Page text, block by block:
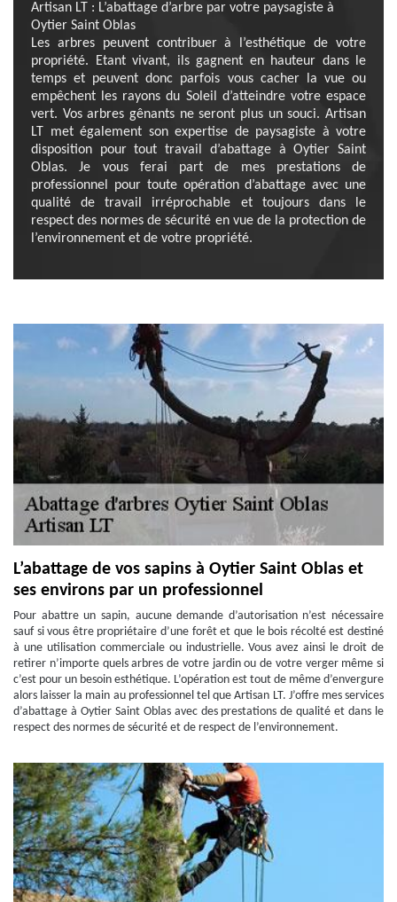
Artisan LT : L’abattage d’arbre par votre paysagiste à
Oytier Saint Oblas
Les arbres peuvent contribuer à l’esthétique de votre
propriété. Etant vivant, ils gagnent en hauteur dans le
temps et peuvent donc parfois vous cacher la vue ou
empêchent les rayons du Soleil d’atteindre votre espace
vert. Vos arbres gênants ne seront plus un souci. Artisan
LT met également son expertise de paysagiste à votre
disposition pour tout travail d’abattage à Oytier Saint
Oblas. Je vous ferai part de mes prestations de
professionnel pour toute opération d’abattage avec une
qualité de travail irréprochable et toujours dans le
respect des normes de sécurité en vue de la protection de
l’environnement et de votre propriété.
L’abattage de vos sapins à Oytier Saint Oblas et
ses environs par un professionnel
Pour abattre un sapin, aucune demande d’autorisation n’est nécessaire
sauf si vous être propriétaire d’une forêt et que le bois récolté est destiné
à une utilisation commerciale ou industrielle. Vous avez ainsi le droit de
retirer n’importe quels arbres de votre jardin ou de votre verger même si
c’est pour un besoin esthétique. L’opération est tout de même d’envergure
alors laisser la main au professionnel tel que Artisan LT. J’offre mes services
d’abattage à Oytier Saint Oblas avec des prestations de qualité et dans le
respect des normes de sécurité et de respect de l’environnement.